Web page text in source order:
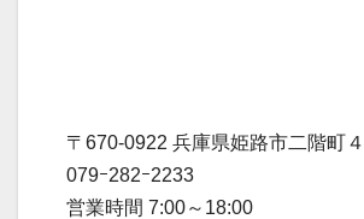
〒670-0922 兵庫県姫路市二階町
079ｰ282ｰ2233
営業時間 7:00～18:00